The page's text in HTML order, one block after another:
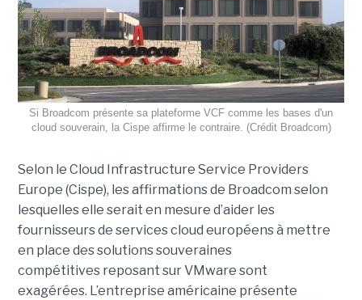
Si Broadcom présente sa plateforme VCF comme les bases d'un
cloud souverain, la Cispe affirme le contraire. (Crédit Broadcom)
Selon le Cloud Infrastructure Service Providers
Europe (Cispe), les affirmations de Broadcom selon
lesquelles elle serait en mesure d’aider les
fournisseurs de services cloud européens à mettre
en place des solutions souveraines
compétitives reposant sur VMware sont
exagérées. L’entreprise américaine présente